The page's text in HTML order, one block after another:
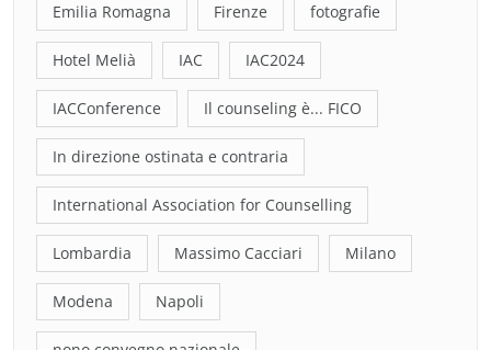
Emilia Romagna Firenze fotografie
Hotel Melià IAC IAC2024
IACConference Il counseling è... FICO
In direzione ostinata e contraria
International Association for Counselling
Lombardia Massimo Cacciari Milano
Modena Napoli